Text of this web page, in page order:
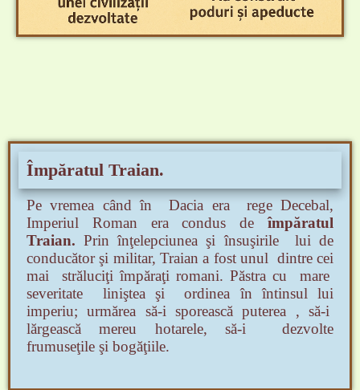
Împăratul Traian.
Pe vremea când în Dacia era rege Decebal,
Imperiul Roman era condus deîmpăratul
Traian. Prin înţelepciunea şi însuşirile lui de
conducător şi militar, Traian a fost unul dintre cei
mai străluciţi împăraţi romani. Păstra cu mare
severitate liniştea şi ordinea în întinsul lui
imperiu;urmărea să-i sporească puterea , să-i
lărgească mereu hotarele, să-i dezvolte
frumuseţile şi bogăţiile.